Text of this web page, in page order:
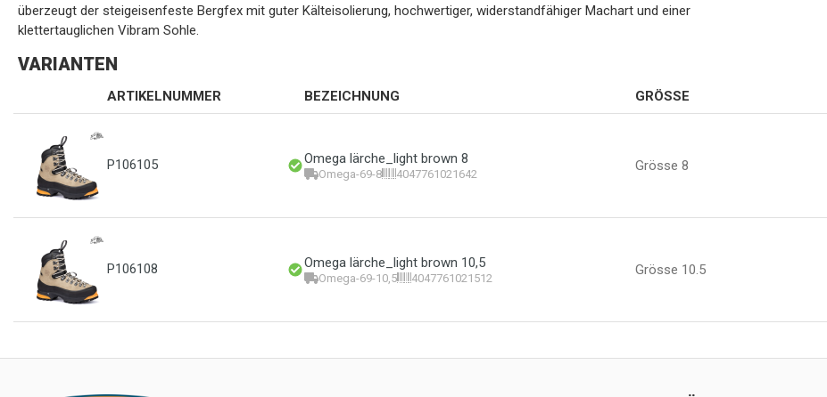
überzeugt der steigeisenfeste Bergfex mit guter Kälteisolierung, hochwertiger, widerstandfähiger Machart und einer
klettertauglichen Vibram Sohle.
VARIANTEN
ARTIKELNUMMER BEZEICHNUNG GRÖSSE
P106105 Omega lärche_light brown 8
Omega-69-8 4047761021642 Grösse 8
P106108 Omega lärche_light brown 10,5
Omega-69-10,5 4047761021512 Grösse 10.5